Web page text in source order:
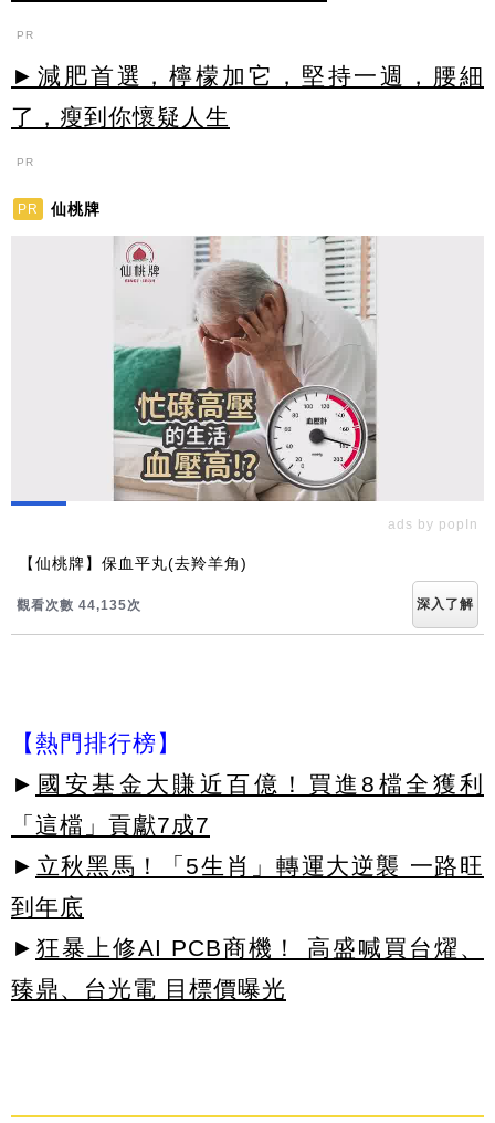
PR
►減肥首選，檸檬加它，堅持一週，腰細
了，瘦到你懷疑人生
PR
PR 仙桃牌
ads by popIn
【仙桃牌】保血平丸(去羚羊角)
觀看次數 44,135次 深入了解
【熱門排行榜】
► 國安基金大賺近百億！買進8檔全獲利
「這檔」貢獻7成7
► 立秋黑馬！「5生肖」轉運大逆襲 一路旺
到年底
► 狂暴上修AI PCB商機！ 高盛喊買台燿、
臻鼎、台光電 目標價曝光